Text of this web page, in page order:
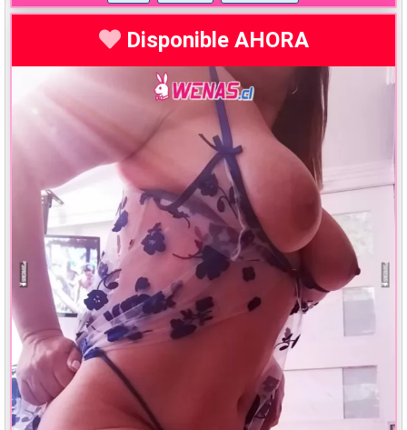
Disponible AHORA